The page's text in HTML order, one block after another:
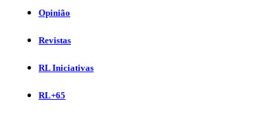
Opinião
Revistas
RL Iniciativas
RL+65